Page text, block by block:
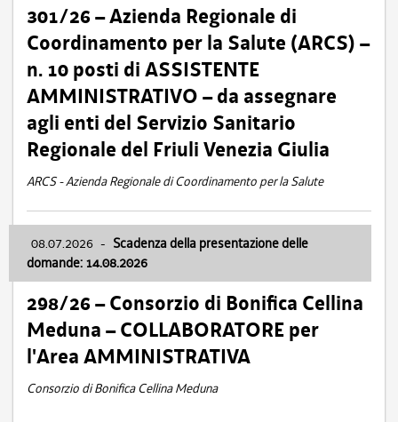
301/26 – Azienda Regionale di
Coordinamento per la Salute (ARCS) –
n. 10 posti di ASSISTENTE
AMMINISTRATIVO – da assegnare
agli enti del Servizio Sanitario
Regionale del Friuli Venezia Giulia
ARCS - Azienda Regionale di Coordinamento per la Salute
08.07.2026 - Scadenza della presentazione delle
domande: 14.08.2026
298/26 – Consorzio di Bonifica Cellina
Meduna – COLLABORATORE per
l'Area AMMINISTRATIVA
Consorzio di Bonifica Cellina Meduna